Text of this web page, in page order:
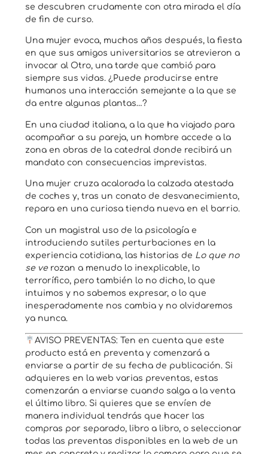
se descubren crudamente con otra mirada el día
de fin de curso.
Una mujer evoca, muchos años después, la fiesta
en que sus amigos universitarios se atrevieron a
invocar al Otro, una tarde que cambió para
siempre sus vidas. ¿Puede producirse entre
humanos una interacción semejante a la que se
da entre algunas plantas…?
En una ciudad italiana, a la que ha viajado para
acompañar a su pareja, un hombre accede a la
zona en obras de la catedral donde recibirá un
mandato con consecuencias imprevistas.
Una mujer cruza acalorada la calzada atestada
de coches y, tras un conato de desvanecimiento,
repara en una curiosa tienda nueva en el barrio.
Con un magistral uso de la psicología e
introduciendo sutiles perturbaciones en la
experiencia cotidiana, las historias de Lo que no
se verozan a menudo lo inexplicable, lo
terrorífico, pero también lo no dicho, lo que
intuimos y no sabemos expresar, o lo que
inesperadamente nos cambia y no olvidaremos
ya nunca.
AVISO PREVENTAS: Ten en cuenta que este
producto está en preventa y comenzará a
enviarse a partir de su fecha de publicación. Si
adquieres en la web varias preventas, estas
comenzarán a enviarse cuando salga a la venta
el último libro. Si quieres que se envíen de
manera individual tendrás que hacer las
compras por separado, libro a libro, o seleccionar
todas las preventas disponibles en la web de un